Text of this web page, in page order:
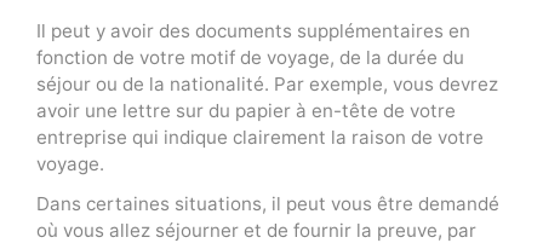
Il peut y avoir des documents supplémentaires en
fonction de votre motif de voyage, de la durée du
séjour ou de la nationalité. Par exemple, vous devrez
avoir une lettre sur du papier à en-tête de votre
entreprise qui indique clairement la raison de votre
voyage.
Dans certaines situations, il peut vous être demandé
où vous allez séjourner et de fournir la preuve, par